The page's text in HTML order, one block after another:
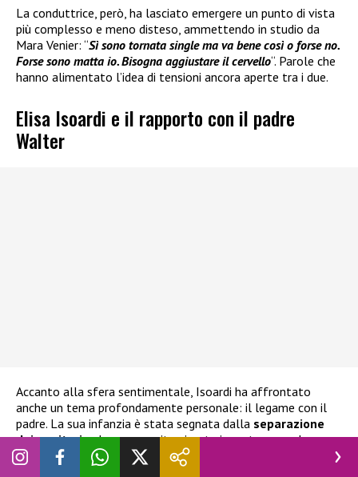
La conduttrice, però, ha lasciato emergere un punto di vista
più complesso e meno disteso, ammettendo in studio da
Mara Venier: “Sì sono tornata single ma va bene così o forse no.
Forse sono matta io. Bisogna aggiustare il cervello“. Parole che
hanno alimentato l’idea di tensioni ancora aperte tra i due.
Elisa Isoardi e il rapporto con il padre
Walter
Accanto alla sfera sentimentale, Isoardi ha affrontato
anche un tema profondamente personale: il legame con il
padre. La sua infanzia è stata segnata dalla separazione
dei genitorie da una crescita vissuta in parte senza la sua
presenza costante. Come ha raccontato: “
Mia mamma aveva
15 anni quando aspettava mio fratello Domenico e si è sposata